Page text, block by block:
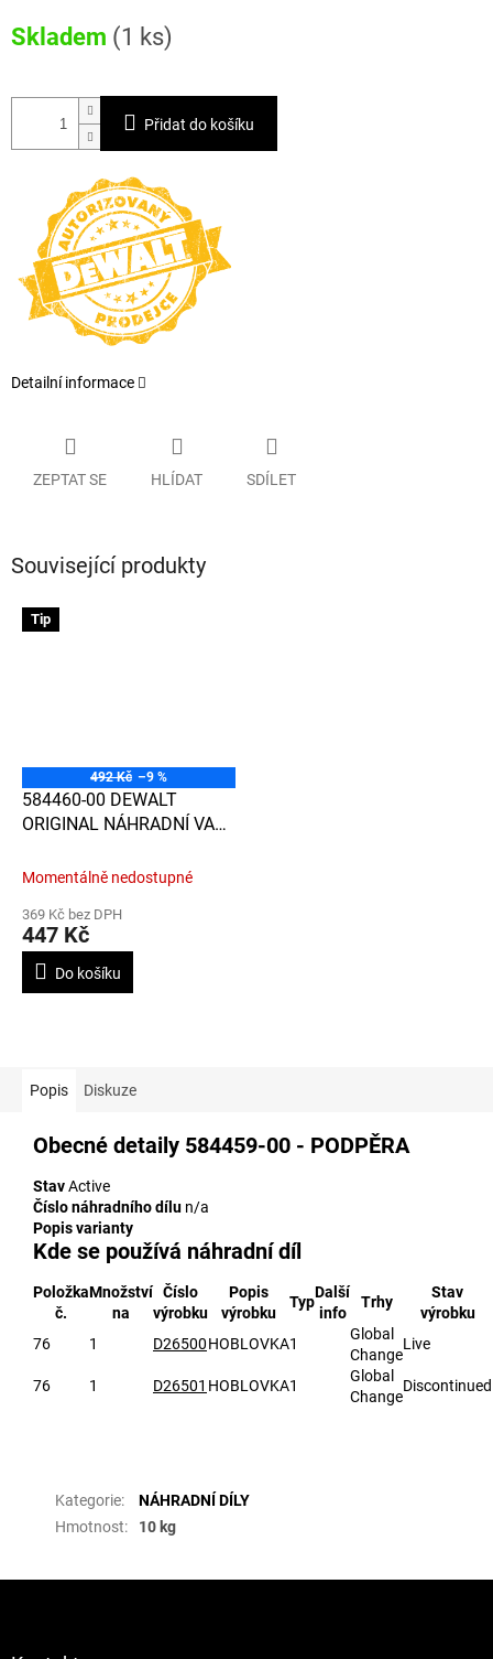
cena:
Skladem (1 ks)
Přidat do košíku
Detailní informace
ZEPTAT SE HLÍDAT SDÍLET
Související produkty
Tip
492 Kč –9 %
584460-00 DEWALT
ORIGINAL NÁHRADNÍ VAK
Momentálně nedostupné
369 Kč bez DPH
447 Kč
Do košíku
Popis Diskuze
Obecné detaily 584459-00 - PODPĚRA
StavActive
Číslo náhradního dílu n/a
Popis varianty
Kde se používá náhradní díl
Položka
č.
Množství
na
Číslo
výrobku
Popis
výrobku
Typ
Další
info
Trhy
Stav
výrobku
76
1 D26500HOBLOVKA1
Global
Change
Live
76 1 D26501 HOBLOVKA1
Global
Change
Discontinued
Kategorie:
NÁHRADNÍ DÍLY
Hmotnost: 10 kg